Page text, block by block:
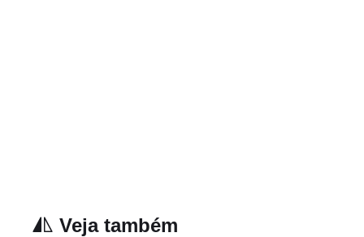
Veja também